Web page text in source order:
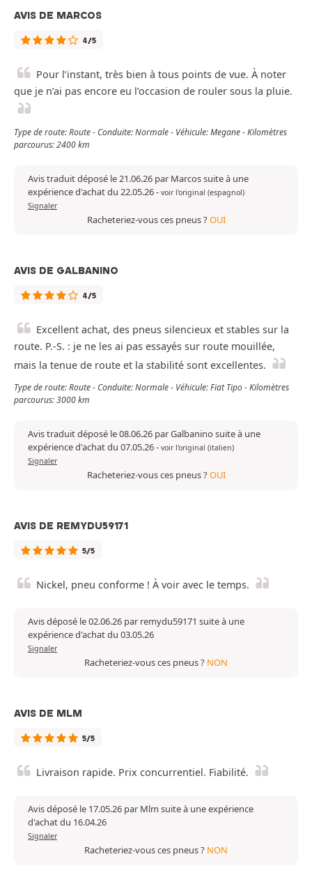
AVIS DE MARCOS
4/5
Pour l’instant, très bien à tous points de vue. À noter
que je n’ai pas encore eu l’occasion de rouler sous la pluie.
Type de route: Route - Conduite: Normale - Véhicule: Megane - Kilomètres
parcourus: 2400 km
Avis traduit déposé le 21.06.26 par Marcos suite à une
expérience d'achat du 22.05.26- voir l'original (espagnol)
Signaler
Racheteriez-vous ces pneus ?OUI
AVIS DE GALBANINO
4/5
Excellent achat, des pneus silencieux et stables sur la
route. P.-S. : je ne les ai pas essayés sur route mouillée,
mais la tenue de route et la stabilité sont excellentes.
Type de route: Route - Conduite: Normale - Véhicule: Fiat Tipo - Kilomètres
parcourus: 3000 km
Avis traduit déposé le 08.06.26 par Galbanino suite à une
expérience d'achat du 07.05.26- voir l'original (italien)
Signaler
Racheteriez-vous ces pneus ?OUI
AVIS DE REMYDU59171
5/5
Nickel, pneu conforme ! À voir avec le temps.
Avis déposé le 02.06.26 par remydu59171 suite à une
expérience d'achat du 03.05.26
Signaler
Racheteriez-vous ces pneus ? NON
AVIS DE MLM
5/5
Livraison rapide. Prix concurrentiel. Fiabilité.
Avis déposé le 17.05.26 par Mlm suite à une expérience
d'achat du 16.04.26
Signaler
Racheteriez-vous ces pneus ? NON